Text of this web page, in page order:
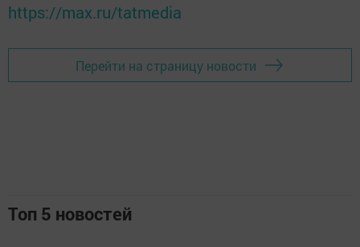
https://max.ru/tatmedia
Перейти на страницу новости
Топ 5 новостей